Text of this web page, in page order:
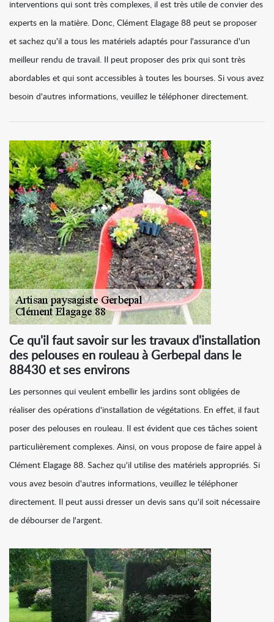
interventions qui sont très complexes, il est très utile de convier des
experts en la matière. Donc, Clément Elagage 88 peut se proposer
et sachez qu'il a tous les matériels adaptés pour l'assurance d'un
meilleur rendu de travail. Il peut proposer des prix qui sont très
abordables et qui sont accessibles à toutes les bourses. Si vous avez
besoin d'autres informations, veuillez le téléphoner directement.
Ce qu'il faut savoir sur les travaux d'installation
des pelouses en rouleau à Gerbepal dans le
88430 et ses environs
Les personnes qui veulent embellir les jardins sont obligées de
réaliser des opérations d'installation de végétations. En effet, il faut
poser des pelouses en rouleau. Il est évident que ces tâches soient
particulièrement complexes. Ainsi, on vous propose de faire appel à
Clément Elagage 88. Sachez qu'il utilise des matériels appropriés. Si
vous avez besoin d'autres informations, veuillez le téléphoner
directement. Il peut aussi dresser un devis sans qu'il soit nécessaire
de débourser de l'argent.